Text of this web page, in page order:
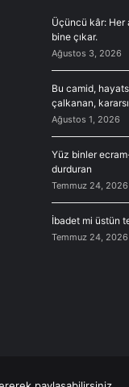
Üçüncü kâr: Her
bine çıkar.
Ağustos 3, 2026
Bu camid,
çalkanan,
Ağustos 1, 2026
Yüz binler
durduran
Temmuz 24, 2026
İbadet mi üstün
Temmuz 24, 2026